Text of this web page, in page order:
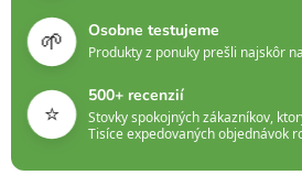
🌱 Osobne testujeme
Produkty z ponuky prešli najskôr
⭐
500+ recenzií
Stovky spokojných zákazníkov,
Tisíce expedovaných objednávok